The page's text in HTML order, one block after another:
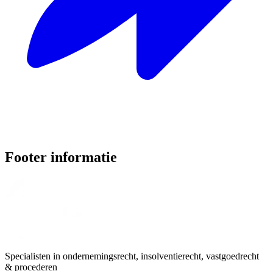
Footer informatie
Specialisten in ondernemingsrecht, insolventierecht, vastgoedrecht
& procederen